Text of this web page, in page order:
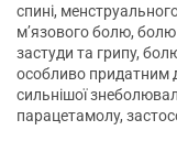
спині,
м’язового болю,
застуди та грипу,
особливо придатним
сильнішої
парацетамолу,